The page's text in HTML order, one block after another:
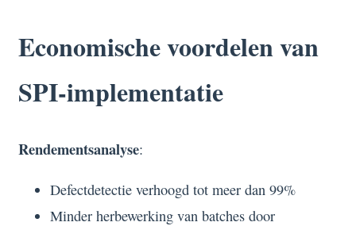
Economische voordelen van
SPI-implementatie
Rendementsanalyse:
Defectdetectie verhoogd tot meer dan 99%
Minder herbewerking van batches door